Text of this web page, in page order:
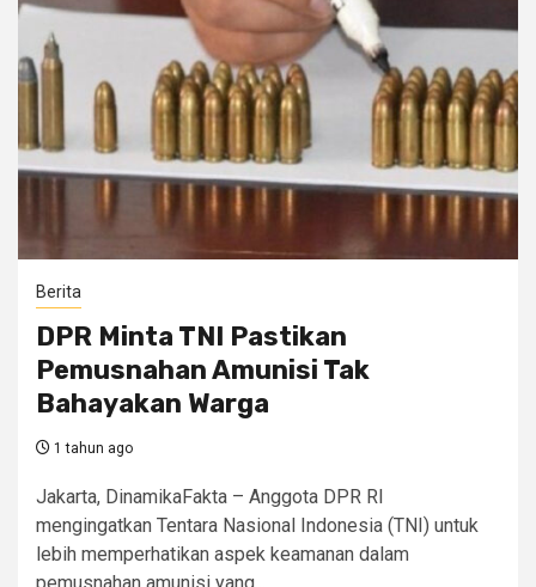
Berita
DPR Minta TNI Pastikan
Pemusnahan Amunisi Tak
Bahayakan Warga
1 tahun ago
Jakarta, DinamikaFakta – Anggota DPR RI
mengingatkan Tentara Nasional Indonesia (TNI) untuk
lebih memperhatikan aspek keamanan dalam